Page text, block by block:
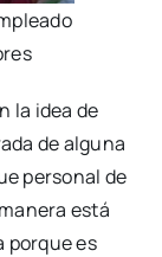
la idea de
de alguna
personal de
está
porque es